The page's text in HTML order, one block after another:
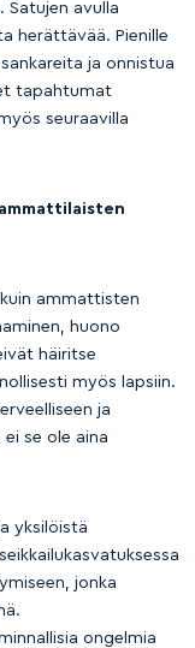
avulla
herättävää. Pienille
ja onnistua
tapahtumat
seuraavilla
ammattisten
huono
häiritse
myös lapsiin.
ja
se ole aina
yksilöistä
jonka
ongelmia